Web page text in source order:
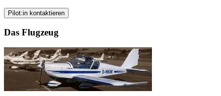
Pilot:in kontaktieren
Das Flugzeug